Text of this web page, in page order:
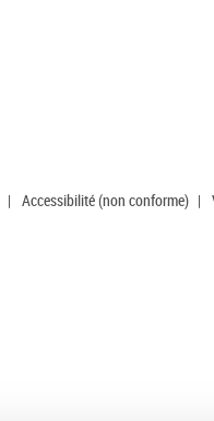
| Accessibilité (non conforme) |